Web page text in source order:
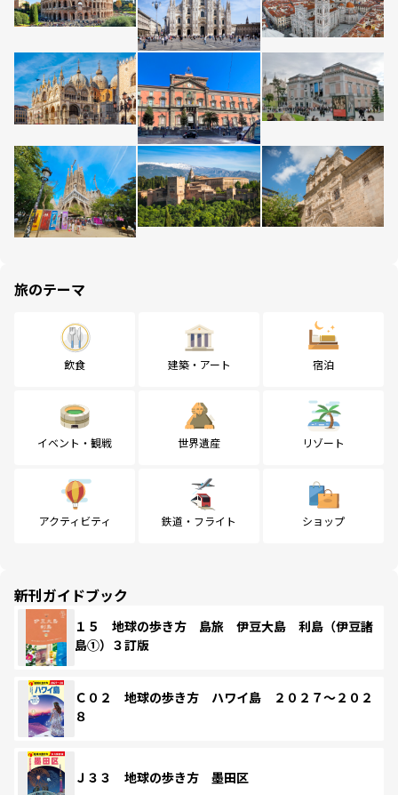
旅のテーマ
飲食 建築・アート 宿泊
イベント・観戦 世界遺産 リゾート
アクティビティ 鉄道・フライト ショップ
新刊ガイドブック
１５ 地球の歩き方 島旅 伊豆大島 利島（伊豆諸
島①）３訂版
Ｃ０２ 地球の歩き方 ハワイ島 ２０２７～２０２
８
Ｊ３３ 地球の歩き方 墨田区